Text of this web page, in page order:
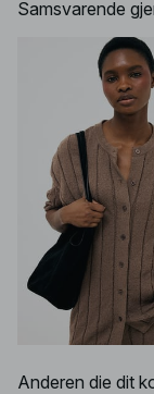
Samsvarende
Anderen die dit